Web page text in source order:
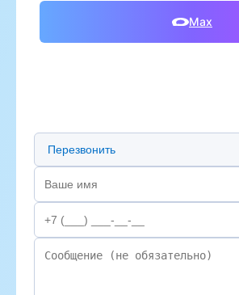
Max
Предпочтительный способ связи